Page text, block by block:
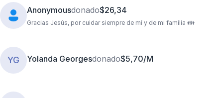
Anonymousdonado$26,34
Gracias Jesús, por cuidar siempre de mí y de mi familia 👪
YG Yolanda Georgesdonado$5,70/M